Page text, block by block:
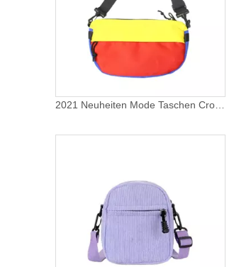
2021 Neuheiten Mode Taschen Crossbody Einzigartige Sling Crossbody Brusttaschen für Frauen Umhängetasche Schulter